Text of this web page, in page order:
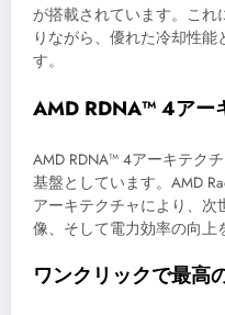
が搭載されています。これ
りながら、優れた冷却性
す。
AMD RDNA™ 4アー
AMD RDNA™ 4アーキテク
基盤としています。AMD
アーキテクチャにより、
像、そして電力効率の向上
ワンクリックで最高